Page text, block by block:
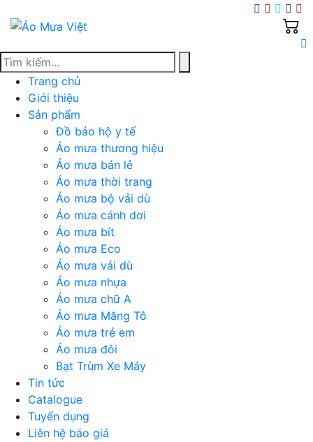
Trang chủ
Giới thiệu
Sản phẩm
Đồ bảo hộ y tế
Áo mưa thương hiệu
Áo mưa bán lẻ
Áo mưa thời trang
Áo mưa bộ vải dù
Áo mưa cánh dơi
Áo mưa bít
Áo mưa Eco
Áo mưa vải dù
Áo mưa nhựa
Áo mưa chữ A
Áo mưa Măng Tô
Áo mưa trẻ em
Áo mưa đôi
Bạt Trùm Xe Máy
Tin tức
Catalogue
Tuyển dụng
Liên hệ báo giá